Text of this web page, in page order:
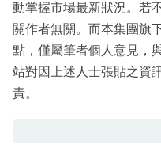
動掌握市場最新狀況。若
關作者無關。而本集團旗
點，僅屬筆者個人意見，
站對因上述人士張貼之資
責。